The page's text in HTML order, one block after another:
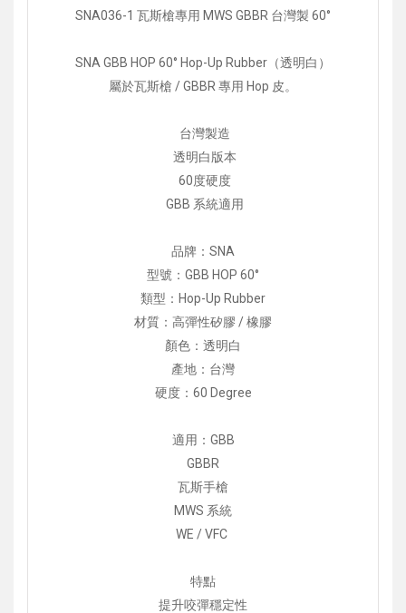
SNA036-1 瓦斯槍專用 MWS GBBR 台灣製 60°
SNA GBB HOP 60° Hop-Up Rubber（透明白）
屬於瓦斯槍 / GBBR 專用 Hop 皮。
台灣製造
透明白版本
60度硬度
GBB 系統適用
品牌：SNA
型號：GBB HOP 60°
類型：Hop-Up Rubber
材質：高彈性矽膠 / 橡膠
顏色：透明白
產地：台灣
硬度：60 Degree
適用：GBB
GBBR
瓦斯手槍
MWS 系統
WE / VFC
特點
提升咬彈穩定性